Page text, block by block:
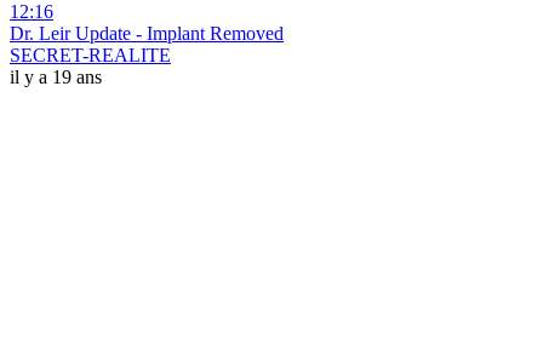
12:16
Dr. Leir Update - Implant Removed
SECRET-REALITE
il y a 19 ans